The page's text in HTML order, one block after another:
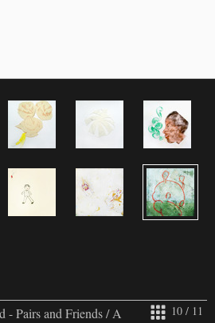
10 / 11
- Pairs and Friends / A